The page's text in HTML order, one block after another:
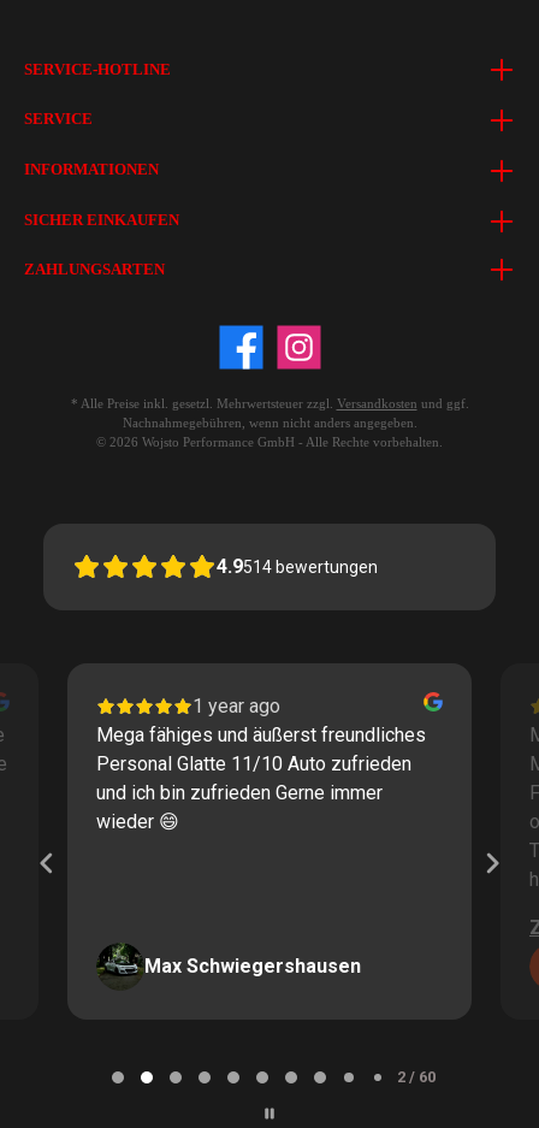
SERVICE-HOTLINE
SERVICE
INFORMATIONEN
SICHER EINKAUFEN
ZAHLUNGSARTEN
* Alle Preise inkl. gesetzl. Mehrwertsteuer zzgl. Versandkosten und ggf.
Nachnahmegebühren, wenn nicht anders angegeben.
© 2026 Wojsto Performance GmbH - Alle Rechte vorbehalten.
4.9514 bewertungen
1 year ago
Mega fähiges und äußerst freundliches
Personal Glatte 11/10 Auto zufrieden
und ich bin zufrieden Gerne immer
wieder 😄
Max Schwiegershausen
2 / 60